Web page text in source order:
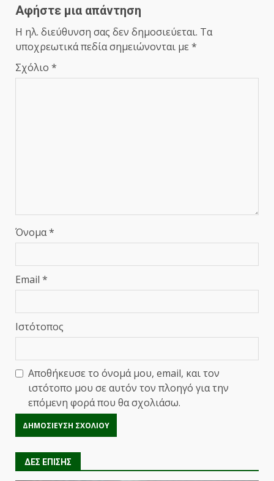
Αφήστε μια απάντηση
Η ηλ. διεύθυνση σας δεν δημοσιεύεται. Τα
υποχρεωτικά πεδία σημειώνονται με *
Σχόλιο *
Όνομα*
Email *
Ιστότοπος
Αποθήκευσε το όνομά μου, email, και τον
ιστότοπο μου σε αυτόν τον πλοηγό για την
επόμενη φορά που θα σχολιάσω.
ΔΕΣ ΕΠΙΣΗΣ